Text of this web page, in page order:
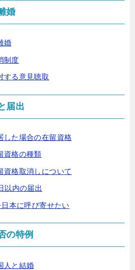
婚
婚
制度
する意見聴取
届出
した場合の在留資格
資格の種類
資格取消しについて
以内の届出
本に呼び寄せたい
の特例
人と結婚